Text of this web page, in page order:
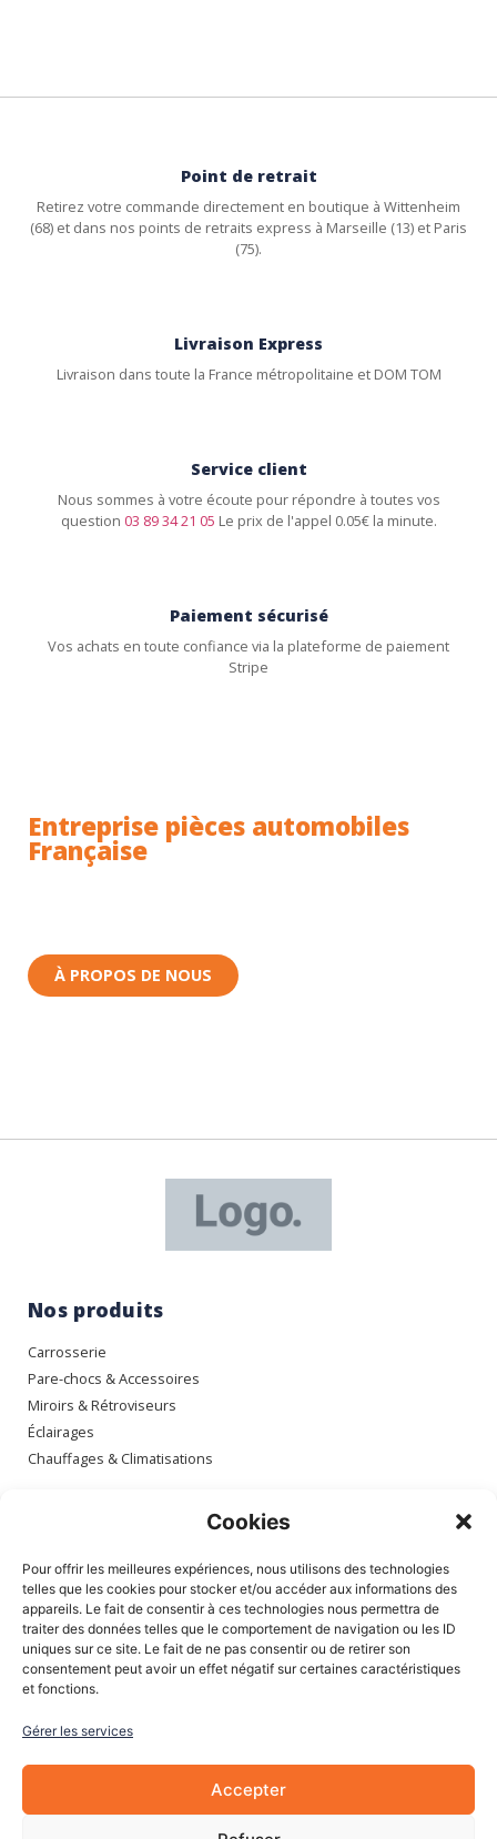
Cookies
Pour offrir les meilleures expériences, nous utilisons des technologies
telles que les cookies pour stocker et/ou accéder aux informations des
appareils. Le fait de consentir à ces technologies nous permettra de
traiter des données telles que le comportement de navigation ou les ID
uniques sur ce site. Le fait de ne pas consentir ou de retirer son
consentement peut avoir un effet négatif sur certaines caractéristiques
et fonctions.
Gérer les services
Accepter
Point de retrait
Retirez votre commande directement en boutique à Wittenheim
(68) et dans nos points de retraits express à Marseille (13) et Paris
(75).
Livraison Express
Livraison dans toute la France métropolitaine et DOM TOM
Service client
Nous sommes à votre écoute pour répondre à toutes vos
question 03 89 34 21 05 Le prix de l'appel 0.05€ la minute.
Paiement sécurisé
Vos achats en toute confiance via la plateforme de paiement
Stripe
Entreprise pièces automobiles
Française
À PROPOS DE NOUS
Nos produits
Carrosserie
Pare-chocs & Accessoires
Miroirs & Rétroviseurs
Éclairages
Chauffages & Climatisations
Mon compte
Mes commandes
Mes adresses
Mon panier
Informations
À Propos de nous
Blog
Mentions légales